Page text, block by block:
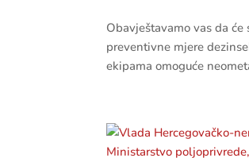
Obavještavamo vas da
preventivne mjere
ekipama omoguće